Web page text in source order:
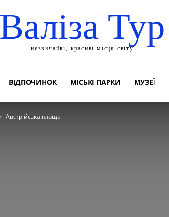
Валіза Тур
незвичайні, красиві місця світу
ВІДПОЧИНОК МІСЬКІ ПАРКИ МУЗЕЇ
Австрійська площа